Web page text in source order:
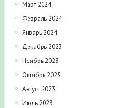
Март 2024
Февраль 2024
Январь 2024
Декабрь 2023
Ноябрь 2023
Октябрь 2023
Август 2023
Июль 2023